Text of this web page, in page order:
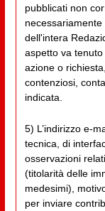
pubblicati non
dell'intera
aspetto va
azione o
contenziosi,
indicata.
5) L’indirizzo e-
tecnica, di
osservazioni
(titolarità delle
medesimi),
per inviare